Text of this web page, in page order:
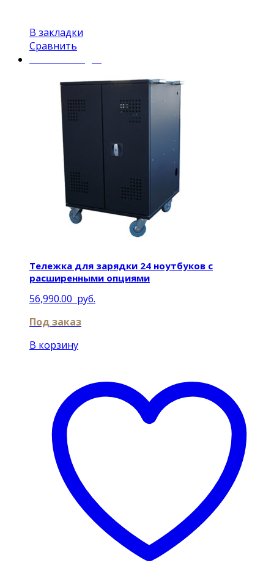
В закладки
Сравнить
Тележка для зарядки 24 ноутбуков с
расширенными опциями
56,990.00 руб.
Под заказ
В корзину